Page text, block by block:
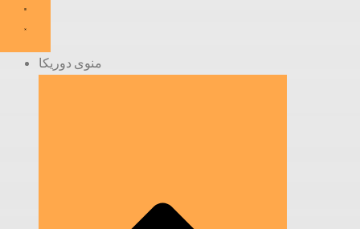
منوی دوریکا